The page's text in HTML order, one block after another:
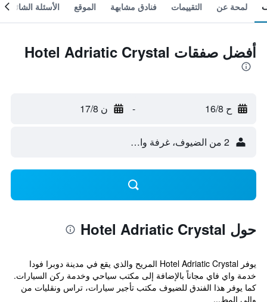
لمحة عن التقييمات فنادق مشابهة الموقع الأسئلة الشائعة
أفضل صفقات Hotel Adriatic Crystal
ح 16/8 - ن 17/8
2 من الضيوف، غرفة واحدة
حول Hotel Adriatic Crystal
يوفر Hotel Adriatic Crystal المريح والذي يقع في مدينة دوبرا فودا
خدمة واي فاي مجاناً بالإضافة إلى مكتب سياحي وخدمة ركن السيارات.
كما يوفر هذا الفندق للضيوف مكتب تأجير سيارات، تراس ونقليات من
وإلى المط...